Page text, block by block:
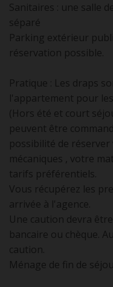
Sanitaires : une salle
séparé
Parking extérieur
réservation possible.
Pratique : Les draps
l'appartement pour
(Hors été et court
peuvent être
possibilité de
mécaniques , votre
tarifs préférentiels.
Vous récupérez les
arrivée à l'agence.
Une caution devra
bancaire ou chèque.
caution.
Ménage de fin de